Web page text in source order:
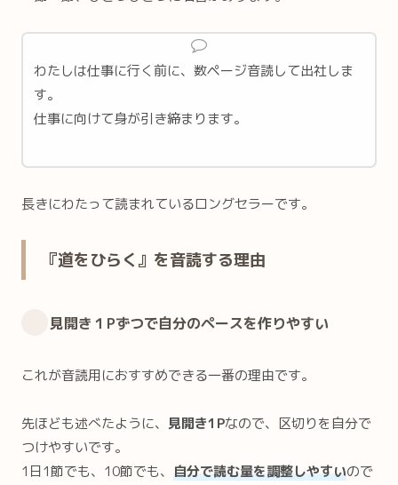
わたしは仕事に行く前に、数ページ音読して出社しま
す。
仕事に向けて身が引き締まります。
長きにわたって読まれているロングセラーです。
『道をひらく』を音読する理由
見開き１Pずつで自分のペースを作りやすい
これが音読用におすすめできる一番の理由です。
先ほども述べたように、 見開き1Pなので、区切りを自分で
つけやすいです。
1日1節でも、10節でも、 自分で読む量を調整しやすいので